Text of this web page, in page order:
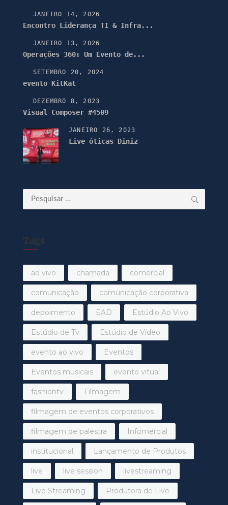
JANEIRO 14, 2026
Encontro Liderança TI & Infra...
JANEIRO 13, 2026
Operações 360: Um Evento de...
SETEMBRO 20, 2024
evento KitKat
DEZEMBRO 8, 2023
Visual Composer #4509
JANEIRO 26, 2023
Live óticas Diniz
Pesquisar
por:
Tags
ao vivo chamada comercial
comunicação comunicação corporativa
depoimento EAD Estúdio Ao Vivo
Estúdio de Tv Estúdio de Vídeo
evento ao vivo Eventos
Eventos musicais evento vitual
fashiontv Filmagem
filmagem de eventos corporativos
filmagem de palestra Infomercial
institucional Lançamento de Produtos
live live session livestreaming
Live Streaming Produtora de Live